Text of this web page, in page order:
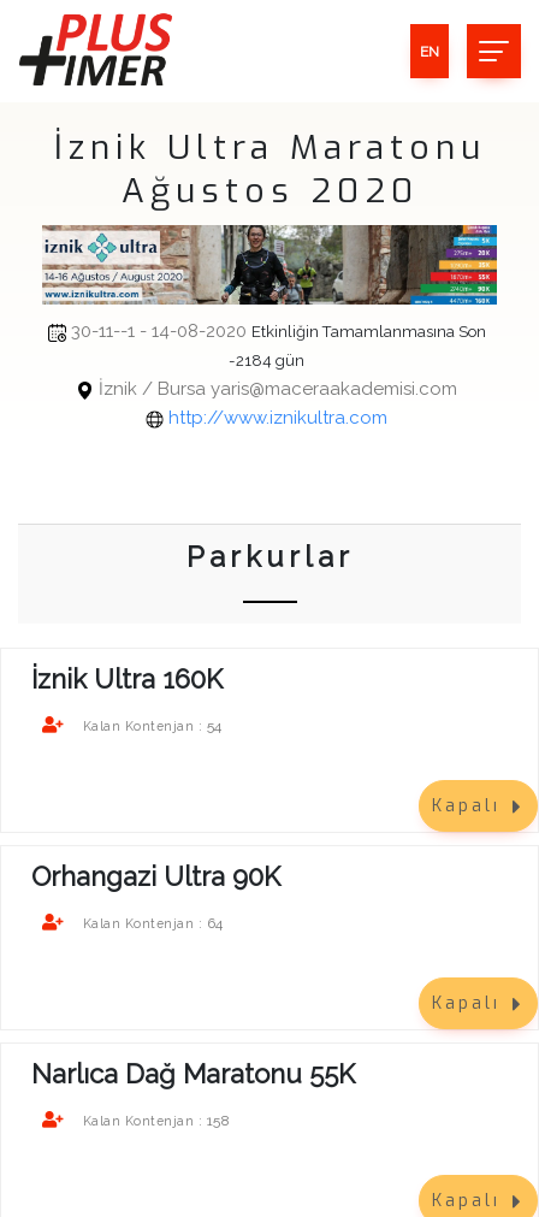
EN
İznik Ultra Maratonu
Ağustos 2020
30-11--1 - 14-08-2020 Etkinliğin Tamamlanmasına Son
-2184 gün
İznik / Bursa yaris@maceraakademisi.com
http://www.iznikultra.com
Parkurlar
İznik Ultra 160K
Kalan Kontenjan : 54
Kapalı
Orhangazi Ultra 90K
Kalan Kontenjan : 64
Kapalı
Narlıca Dağ Maratonu 55K
Kalan Kontenjan : 158
Kapalı